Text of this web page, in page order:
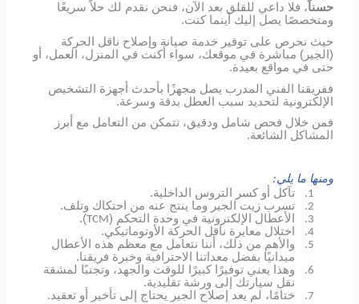
حسناً، فلا داعي للقلق بعد الآن، فنحن نقدم لك حلاً سريعًا
ومتخصصًا يصل إليك أينما كنت.
حيث نحرص على توفير خدمة صيانة وإصلاح ناقل الحركة
(الجير) مباشرة في موقعك، سواء أكنت في المنزل، العمل، أو
حتى في مواقع بعيدة.
ففريقنا الفني المدرب يصل مجهزًا بأحدث أجهزة التشخيص
الإلكترونية لتحديد سبب العطل بدقة وسرعة.
فمن خلال فحص شامل ودقيق، نتمكن من التعامل مع أبرز
المشاكل الشائعة.
ومنها ما يلي:
1. تآكل أو كسر التروس الداخلية.
2. تسرب زيت الجير وما ينتج عنه من احتكاك وتلف.
3. الأعطال الإلكترونية في وحدة التحكم (TCM
).
4. اختلال معايرة ناقل الحركة الأوتوماتيكي.
5.
والأهم من ذلك، أننا نتعامل مع معظم هذه الأعطال
ميدانيًا بفضل معداتنا الاحترافية وخبرة فريقنا.
6.
وهذا يعني توفيرًا كبيرًا للوقت والجهد، وتجنبًا لمشقة
نقل سيارتك إلى ورشة تقليدية.
7.
ختامًا، لم يعد إصلاح الجير يحتاج إلى تأخير أو تعقيد.